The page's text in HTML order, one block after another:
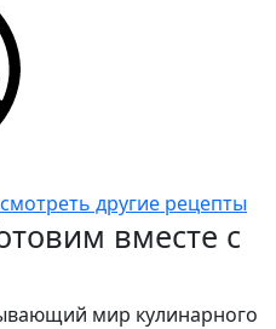
другие рецепты
вместе с
мир кулинарного